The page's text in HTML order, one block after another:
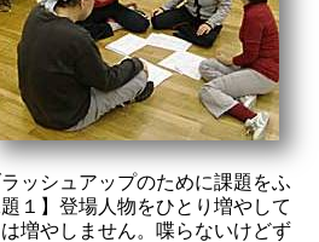
ッシュアップのために課題をふ
１】登場人物をひとり増やして
増やしません。喋らないけどず